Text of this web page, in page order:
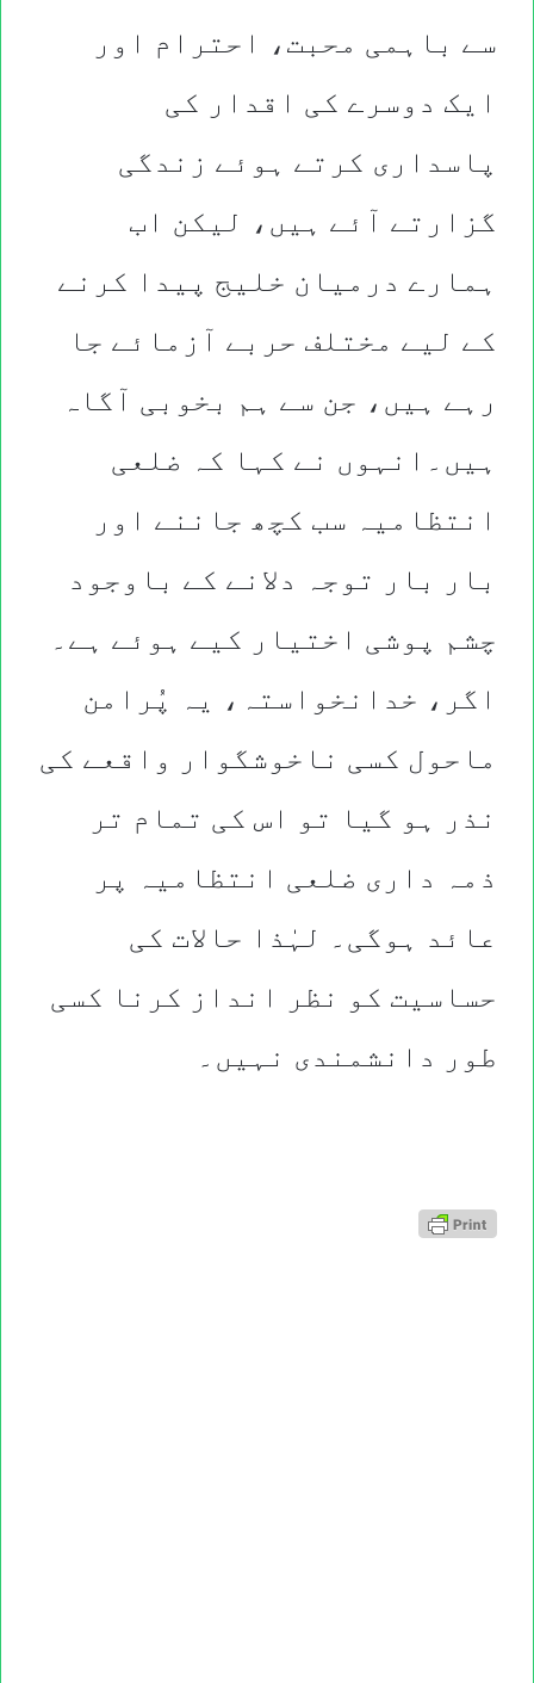
سے باہمی محبت، احترام اور
ایک دوسرے کی اقدار کی
پاسداری کرتے ہوئے زندگی
گزارتے آئے ہیں، لیکن اب
ہمارے درمیان خلیج پیدا کرنے
کے لیے مختلف حربے آزمائے جا
رہے ہیں، جن سے ہم بخوبی آگاہ
ہیں۔انہوں نے کہا کہ ضلعی
انتظامیہ سب کچھ جاننے اور
بار بار توجہ دلانے کے باوجود
چشم پوشی اختیار کیے ہوئے ہے۔
اگر، خدانخواستہ، یہ پُرامن
ماحول کسی ناخوشگوار واقعے کی
نذر ہو گیا تو اس کی تمام تر
ذمہ داری ضلعی انتظامیہ پر
عائد ہوگی۔ لہٰذا حالات کی
حساسیت کو نظر انداز کرنا کسی
طور دانشمندی نہیں۔